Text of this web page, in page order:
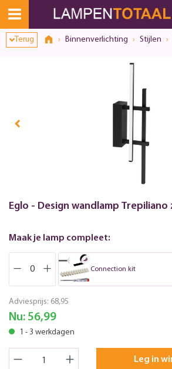
Terug Binnenverlichting Stijlen
Eglo - Design wandlamp Trepiliano
Maak je lamp compleet:
Connection kit
Adviesprijs: 68,95
Nu: 56,99
1 - 3 werkdagen
Leg in
Toestemmingsvenster geopend